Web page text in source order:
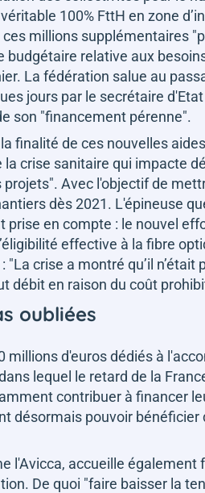
100% FttH en zone
millions supplémentaires
budgétaire relative aux
La fédération salue au
jours par le secrétaire
son "financement pérenne".
finalité de ces nouvelles
crise sanitaire qui impacte
projets". Avec l'objectif de
dès 2021. L'épineuse
en compte : le nouvel
effective à la fibre
"La crise a montré qu’il n’était
débit en raison du coût
oubliées
millions d'euros dédiés à
lequel le retard de la
contribuer à financer
désormais pouvoir bénéficier
l'Avicca, accueille également
De quoi "faire baisser la